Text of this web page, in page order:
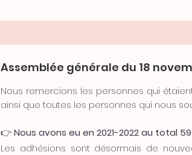
Assemblée générale du 18
Nous remercions les personnes qui
ainsi que toutes les personnes qui nous
👉Nous avons eu en 2021-2022 au total
Les adhésions sont désormais de